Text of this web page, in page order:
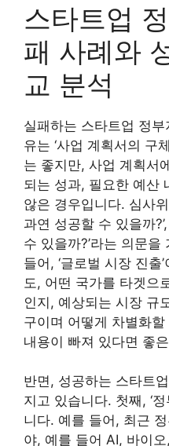
스타트업
패 사례와
교 분석
실패하는 스타트업 정
유는 ‘사업 계획서의 구
는 좋지만, 사업 계획서
되는 성과, 필요한 예산
않은 경우입니다. 심사
과연 성공할 수 있을까
수 있을까?’라는 의문
들어, ‘글로벌 시장 진출
도, 어떤 국가를 타겟으
인지, 예상되는 시장 규
구이며 어떻게 차별화
내용이 빠져 있다면 좋
반면, 성공하는 스타트
지고 있습니다. 첫째, ‘
니다. 예를 들어, 최근
야, 예를 들어 AI, 바이